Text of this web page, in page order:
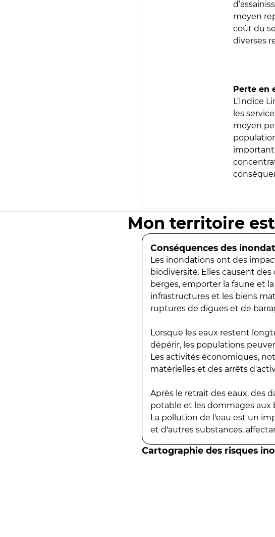
moyen
coût du
diverses
Perte en
L’Indice
les
moyen
Mon territoire
Conséquences des
Les inondations ont des
biodiversité. Elles causent
berges, emporter la faune et
infrastructures et les biens
ruptures de digues et de
Lorsque les eaux restent
dépérir, les populations
Les activités économiques,
matérielles et des arrêts
Après le retrait des eaux, des
potable et les dommages
La pollution de l'eau est un
et d'autres substances,
Cartographie des risques